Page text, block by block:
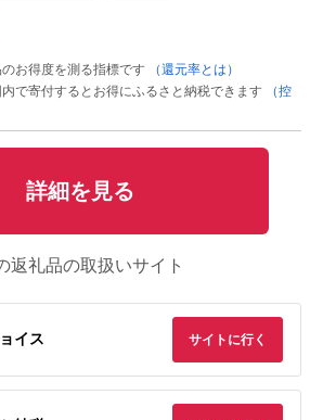
お得度を測る指標です
（還元率とは）
で寄付するとお得にふるさと納税できます
（控
詳細を見る
返礼品の取扱いサイト
イス サイトに行く